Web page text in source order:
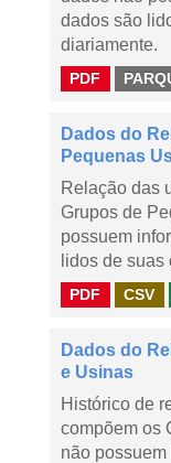
dados são
diariamente.
PDF
Dados do
Pequenas
Relação das
Grupos de
possuem
lidos de
PDF CSV
Dados do
e Usinas
Histórico de
compõem os
não